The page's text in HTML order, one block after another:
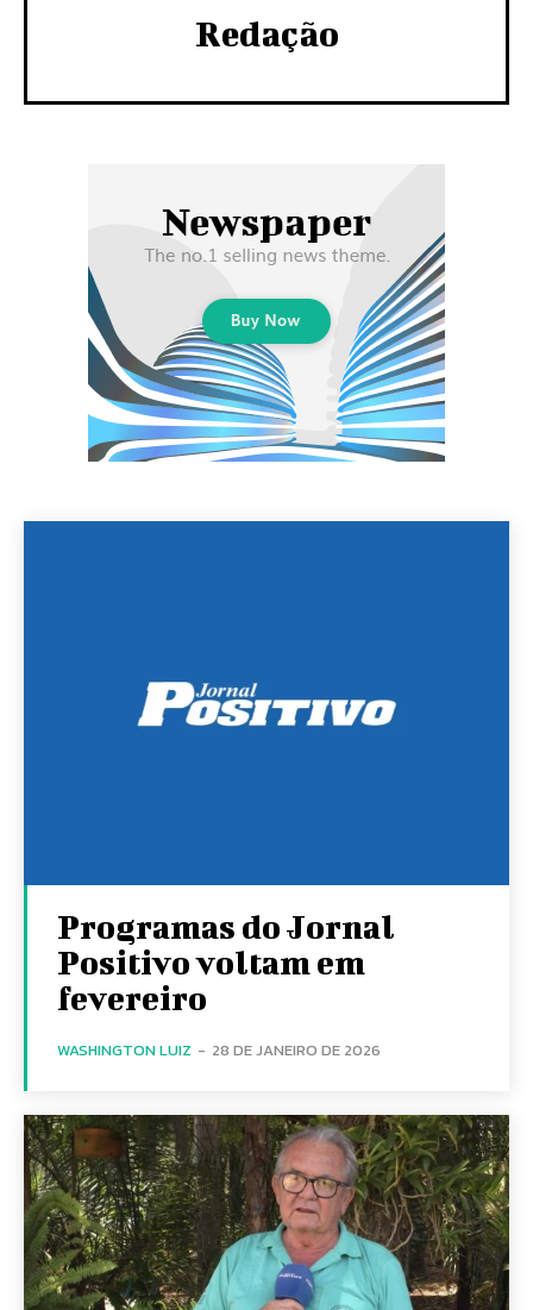
Redação
Programas do Jornal
Positivo voltam em
fevereiro
WASHINGTON LUIZ - 28 DE JANEIRO DE 2026